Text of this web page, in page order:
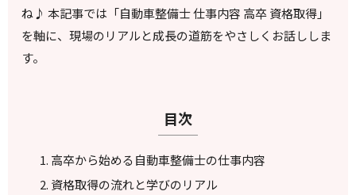
ね♪ 本記事では「自動車整備士 仕事内容 高卒 資格取得」
を軸に、現場のリアルと成長の道筋をやさしくお話ししま
す。
目次
高卒から始める自動車整備士の仕事内容
資格取得の流れと学びのリアル